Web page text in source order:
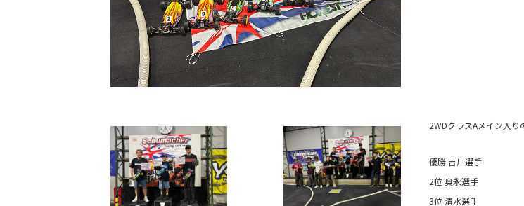
2WDクラスAメイン入
優勝 吉川選手
2位 奥永選手
3位 清水選手